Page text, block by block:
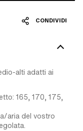
CONDIVIDI
alti adatti ai
165, 170, 175,
aria del vostro